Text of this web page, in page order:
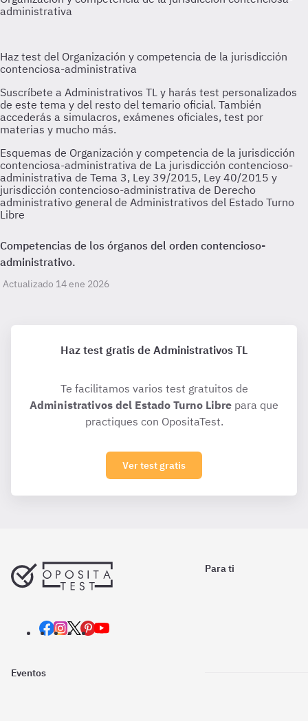
Esquemas de Organización y competencia de la jurisdicción
contenciosa-administrativa de La jurisdicción contencioso-
administrativa de Tema 3, Ley 39/2015, Ley 40/2015 y
jurisdicción contencioso-administrativa de Derecho
administrativo general de Administrativos del Estado Turno
Libre
Competencias de los órganos del orden contencioso-
administrativo.
Actualizado 14 ene 2026
Haz test gratis de Administrativos TL
Te facilitamos varios test gratuitos de
Administrativos del Estado Turno Libre para que
practiques con OpositaTest.
Ver test gratis
Para ti
Eventos